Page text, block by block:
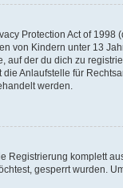
Protection Act of
von Kindern unter 13
auf der du dich zu
Anlaufstelle für
werden.
Registrierung komplett
gesperrt wurden.